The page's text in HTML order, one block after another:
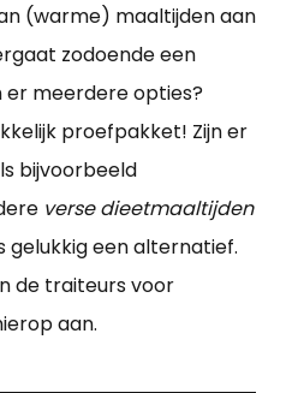
(warme) maaltijden aan
zodoende een
er meerdere opties?
proefpakket! Zijn er
bijvoorbeeld
verse dieetmaaltijden
gelukkig een alternatief.
de traiteurs voor
aan.